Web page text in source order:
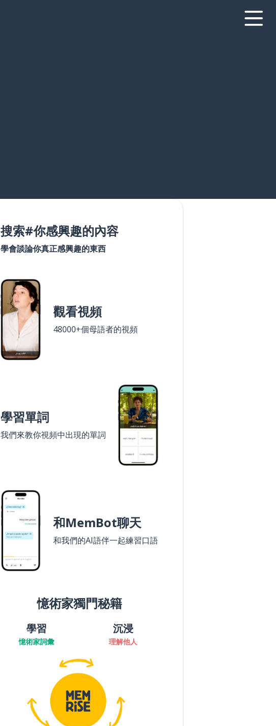
搜索#你感興趣的內容
學會談論你真正感興趣的東西
觀看視頻
48000+個母語者的視頻
學習單詞
我們來教你視頻中出現的單詞
和MemBot聊天
和我們的AI語伴一起練習口語
憶術家獨門秘籍
學習
憶術家詞彙
沉浸
理解他人